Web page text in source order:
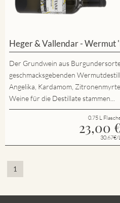
Heger & Vallendar - Wermut
Der Grundwein aus
geschmacksgebenden
Angelika, Kardamom,
Weine für die Destillate stammen...
0.75 L
23,00
30.67€/
1